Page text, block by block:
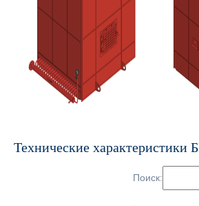
Технические характеристики
Поиск: